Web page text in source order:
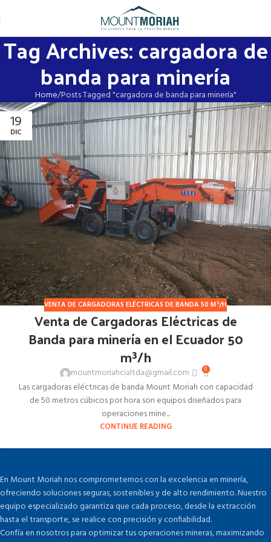
Tag Archives: cargadora de
banda para minería
Home Posts Tagged "cargadora de banda para minería"
19
DIC
VENTA DE CARGADORAS ELÉCTRICAS DE BANDA 50 M³/H
Venta de Cargadoras Eléctricas de
Banda para minería en el Ecuador 50
m³/h
mountmoriahcialtda@gmail.com 0
Las cargadoras eléctricas de banda Mount Moriah con capacidad
de 50 metros cúbicos por hora son equipos diseñados para
operaciones mine...
CONTINUE READING
En Mount Moriah nos comprometemos con la excelencia en minería,
ofreciendo soluciones seguras, sostenibles y de alto rendimiento. Nuestro
equipo especializado garantiza que cada proceso, desde la extracción
hasta el transporte, se realice con precisión y confiabilidad.
Confía en nosotros para optimizar tus operaciones mineras, maximizando